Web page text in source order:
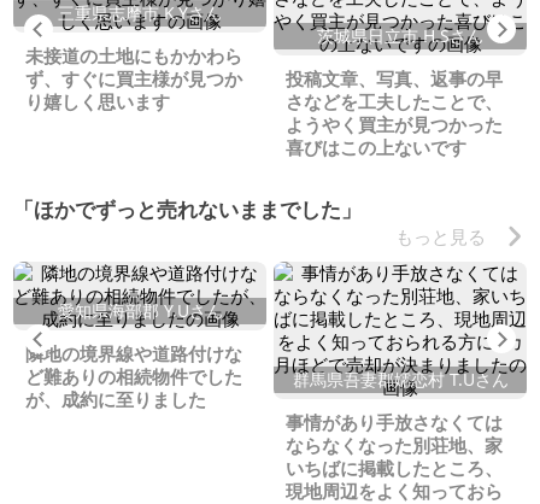
Previous
三重県志摩市 K.Yさん
未接道の土地にもかかわら
ず、すぐに買主様が見つか
り嬉しく思います
茨城県日立市 H.Sさん
投稿文章、写真、返事の早
さなどを工夫したことで、
ようやく買主が見つかった
喜びはこの上ないです
「ほかでずっと売れないままでした」
もっと見る
愛知県海部郡 Y.Uさん
隣地の境界線や道路付けな
ど難ありの相続物件でした
が、成約に至りました
群馬県吾妻郡嬬恋村 T.Uさん
事情があり手放さなくては
ならなくなった別荘地、家
いちばに掲載したところ、
現地周辺をよく知っておら